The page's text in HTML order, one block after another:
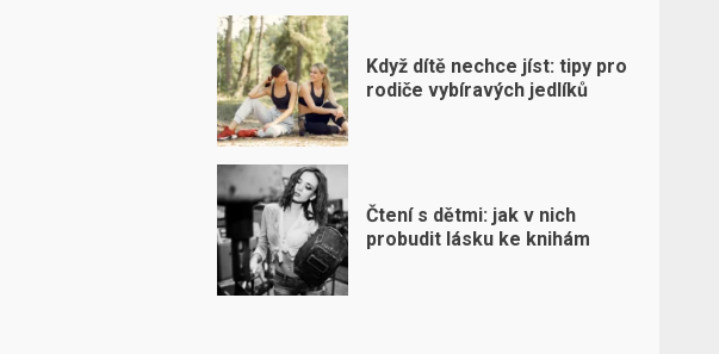
Když dítě nechce jíst: tipy pro
rodiče vybíravých jedlíků
Čtení s dětmi: jak v nich
probudit lásku ke knihám